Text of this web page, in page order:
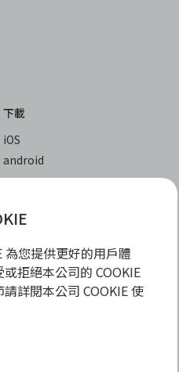
下載
iOS
android
最安心
公司及代辦業務，也未與代辦
行提款卡或實體信用卡，請提
況，理性理財最安心。總費用年
率，仍以各合作商家提供之商
Consumer Finance
為您提供更好的用戶體
拒絕本公司的 COOKIE
詳閱本公司 COOKIE 使